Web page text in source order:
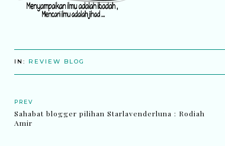
IN: REVIEW BLOG
PREV
Sahabat blogger pilihan Starlavenderluna : Rodiah
Amir